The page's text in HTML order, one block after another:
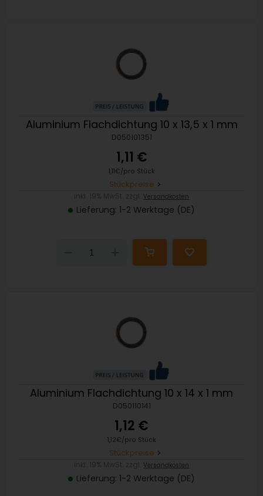
Aluminium Flachdichtung 10 x 13,5 x 1 mm
D050101351
1,11 €
1,11€/pro Stück
Stückpreise
Versandkosten
Lieferung: 1-2 Werktage (DE)
Down
Aluminium Flachdichtung 10 x 14 x 1 mm
D050110141
1,12 €
1,12€/pro Stück
Stückpreise
Versandkosten
Lieferung: 1-2 Werktage (DE)